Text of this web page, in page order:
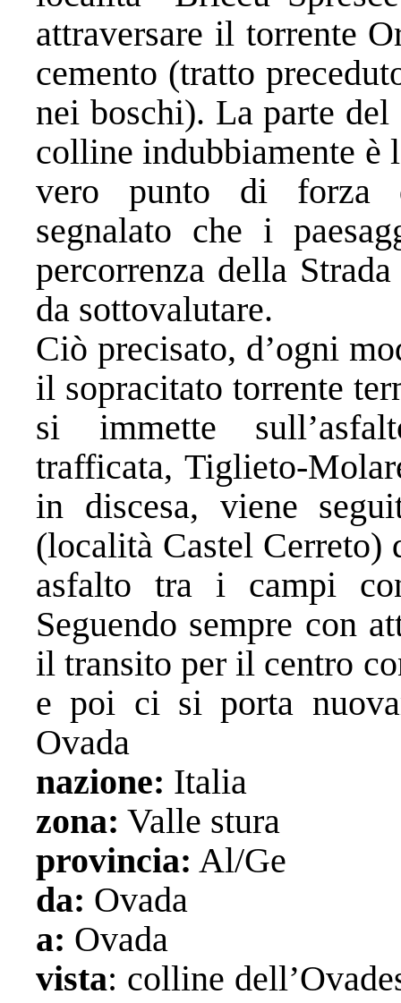
attraversare il torrente
cemento (tratto
nei boschi). La parte
colline indubbiamente è
vero punto di forza
segnalato che i
percorrenza della
da sottovalutare.
Ciò precisato, d’ogni
il sopracitato torrente
si immette
trafficata, Tiglieto-
in discesa, viene
(località Castel Cerreto)
asfalto tra i campi
Seguendo sempre con
il transito per il centro
e poi ci si porta
Ovada
nazione: Italia
zona: Valle stura
provincia: Al/Ge
da: Ovada
a: Ovada
vista: colline